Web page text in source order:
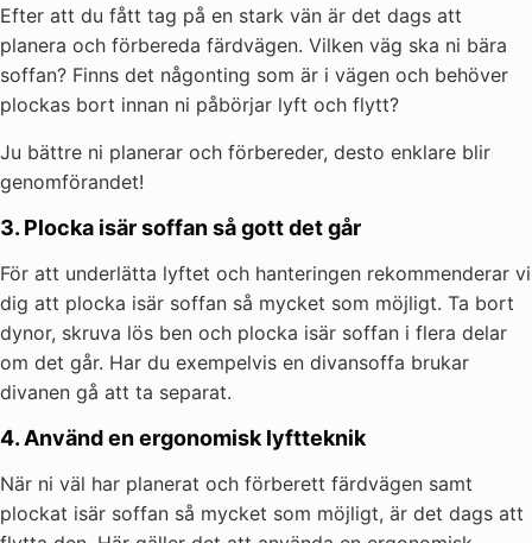
Efter att du fått tag på en stark vän är det dags att
planera och förbereda färdvägen. Vilken väg ska ni bära
soffan? Finns det någonting som är i vägen och behöver
plockas bort innan ni påbörjar lyft och flytt?
Ju bättre ni planerar och förbereder, desto enklare blir
genomförandet!
3. Plocka isär soffan så gott det går
För att underlätta lyftet och hanteringen rekommenderar vi
dig att plocka isär soffan så mycket som möjligt. Ta bort
dynor, skruva lös ben och plocka isär soffan i flera delar
om det går. Har du exempelvis en divansoffa brukar
divanen gå att ta separat.
4. Använd en ergonomisk lyftteknik
När ni väl har planerat och förberett färdvägen samt
plockat isär soffan så mycket som möjligt, är det dags att